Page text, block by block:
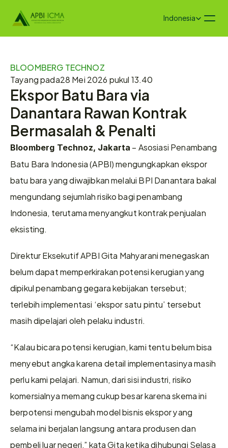
Select Language
Indonesia
BLOOMBERG TECHNOZ
Tayang pada28 Mei 2026 pukul 13.40
Ekspor Batu Bara via
Danantara Rawan Kontrak
Bermasalah & Penalti
Bloomberg Technoz, Jakarta – Asosiasi Penambang
Batu Bara Indonesia (APBI) mengungkapkan ekspor
batu bara yang diwajibkan melalui BPI Danantara bakal
mengundang sejumlah risiko bagi penambang
Indonesia, terutama menyangkut kontrak penjualan
eksisting.
Direktur Eksekutif APBI Gita Mahyarani menegaskan
belum dapat memperkirakan potensi kerugian yang
dipikul penambang gegara kebijakan tersebut;
terlebih implementasi ‘ekspor satu pintu’ tersebut
masih dipelajari oleh pelaku industri.
“Kalau bicara potensi kerugian, kami tentu belum bisa
menyebut angka karena detail implementasinya masih
perlu kami pelajari. Namun, dari sisi industri, risiko
komersialnya memang cukup besar karena skema ini
berpotensi mengubah model bisnis ekspor yang
selama ini berjalan langsung antara produsen dan
pembeli luar negeri,” kata Gita ketika dihubungi Selasa